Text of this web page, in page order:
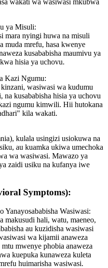
wakati wa wasiwasi mkubwa
ya Misuli:
mara nyingi huwa na misuli
muda mrefu, hasa kwenye
kusababisha maumivu ya
hisia ya uchovu.
Kazi Ngumu:
wasiwasi wa kudumu
kusababisha hisia ya uchovu
ngumu kimwili. Hii hutokana
kila wakati.
kulala usingizi usiokuwa na
au kuamka ukiwa umechoka
wa wasiwasi. Mawazo ya
zaidi usiku na kufanya iwe
Symptoms):
Yanayosababisha Wasiwasi:
makusudi hali, watu, maeneo,
au kuzidisha wasiwasi
wa kijamii anaweza
mwenye phobia anaweza
kuepuka kunaweza kuleta
huimarisha wasiwasi.